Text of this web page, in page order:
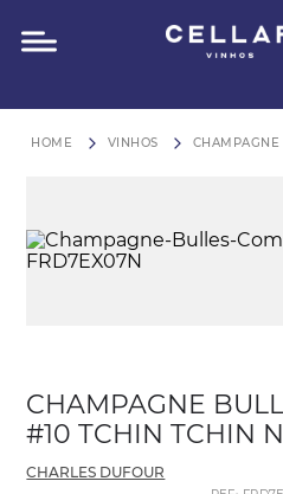
VINHOS CHAMPAGNE
CHAMPAGNE
#10 TCHIN TCHIN
CHARLES DUFOUR